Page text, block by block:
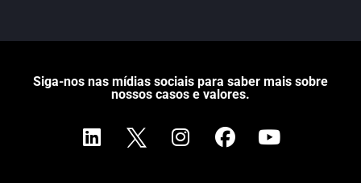
Siga-nos nas mídias sociais para saber mais sobre
nossos casos e valores.